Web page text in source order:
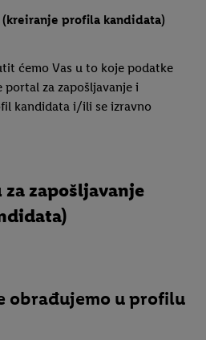
(kreiranje profila kandidata)
ćemo Vas u to koje podatke
za zapošljavanje i
kandidata i/ili se izravno
zapošljavanje
obrađujemo u profilu